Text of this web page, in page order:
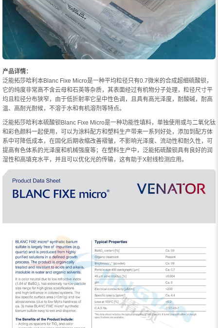
产品详情：
泛能拓莎哈利本Blanc Fixe Micro是一种平均粒径只有0.7微米的合成超细硫酸钡，
它的纯度非常高不含云母和石英等杂质，其表面经过有机物分子处理，粒径尺寸平
均且粒径分布狭窄，由于低折射率它呈中性色调，且具有高光泽度，耐酸碱，耐高
温、高耐光耐候，不溶于水和有机溶剂等特点。
泛能拓莎哈利本硫酸钡Blanc Fixe Micro是一种功能性填料，单独使用或与二氧化钛
和彩色颜料一起使用，可以为涂料配方和塑料生产带来一系列好处，添加到配方体
系中可降低成本，在固化后期收缩改善褶皱，不影响光泽度、流动性和耐久性，可
提高有色体系的光泽度和机械强度等；在塑料生产中，泛能拓硫酸钡具有良好的润
湿性和高填充水平，并且可以优化光的传输，这有助于X射线检测应用。